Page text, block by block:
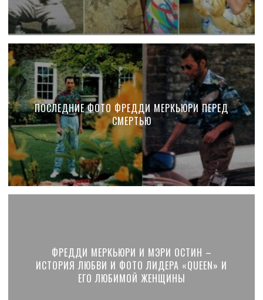
ПОСЛЕДНИЕ ФОТО ФРЕДДИ МЕРКЬЮРИ ПЕРЕД
СМЕРТЬЮ
ФРЕДДИ МЕРКЬЮРИ И МЭРИ ОСТИН –
ИСТОРИЯ ЛЮБВИ И ФОТО ЛИДЕРА «QUEEN» И
ЕГО ЛЮБИМОЙ ЖЕНЩИНЫ